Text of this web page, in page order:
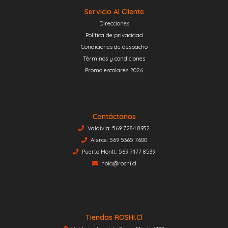
Servicio Al Cliente
Direcciones
Política de privacidad
Condiciones de despacho
Términos y condiciones
Promo escolares 2026
Contáctanos
Valdivia: 569 7284 8932
Alerce: 569 5365 7600
Puerto Montt: 569 7177 8539
hola@roshi.cl
Tiendas ROSHI.cl